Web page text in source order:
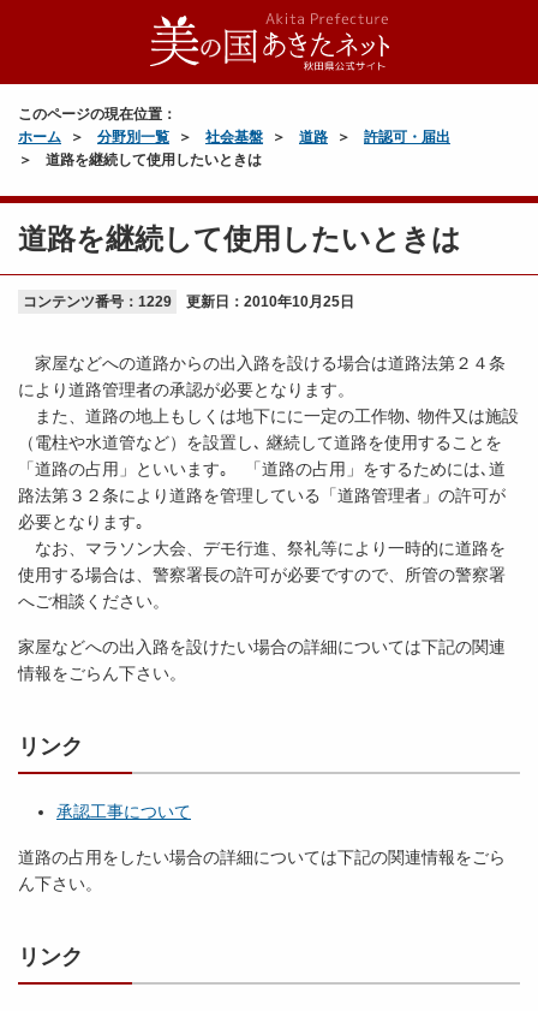
このページの現在位置：
ホーム
分野別一覧 社会基盤 道路
許認可・届出
道路を継続して使用したいときは
道路を継続して使用したいときは
コンテンツ番号：1229 更新日： 2010年10月25日
家屋などへの道路からの出入路を設ける場合は道路法第２４条
により道路管理者の承認が必要となります。
また、道路の地上もしくは地下にに一定の工作物､ 物件又は施設
（電柱や水道管など）を設置し､ 継続して道路を使用することを
「道路の占用」といいます｡ 「道路の占用」をするためには､道
路法第３２条により道路を管理している「道路管理者」の許可が
必要となります｡
なお、マラソン大会、デモ行進、祭礼等により一時的に道路を
使用する場合は、警察署長の許可が必要ですので、所管の警察署
へご相談ください。
家屋などへの出入路を設けたい場合の詳細については下記の関連
情報をごらん下さい。
リンク
承認工事について
道路の占用をしたい場合の詳細については下記の関連情報をごら
ん下さい。
リンク